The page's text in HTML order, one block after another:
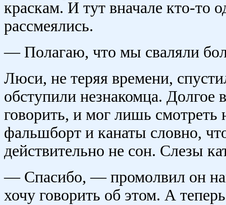
краскам. И тут вначале кто-то
рассмеялись.
— Полагаю, что мы сваляли
Люси, не теряя времени,
обступили незнакомца.
говорить, и мог лишь
фальшборт и канаты словно,
действительно не сон. Слезы
— Спасибо, — промолвил он
хочу говорить об этом. А